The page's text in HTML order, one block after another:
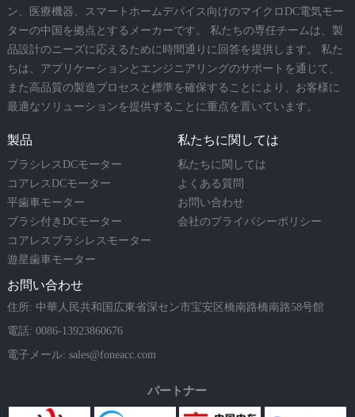
ン、医療機器、スマートホームデバイス向けのマイクロDC電気モー
ターの中国を拠点とするメーカーです。 私たちの専任チームは、製
品設計のニーズに応えるために時間通りに回答を提供します。 私た
ちは、アプリケーションとエンジニアリングのサポートを通じて、
また高品質の製造プロセスと標準を確保することにより、お客様に
最適なソリューションを提供することに重点を置いています。
製品
ブラシレスDCモーター
コアレスDCモーター
平歯車モーター
ブラシ付きDCモーター
コアレスブラシレスモーター
遊星歯車モーター
私たちに関しては
私たちに関しては
よくある質問
お問い合わせ
会社のプライバシーポリシー
お問い合わせ
住所: 中華人民共和国広東省深セン市宝安区橋南路橋南路58号館
電話: 0086-13923860676
電子メール: sales@foneacc.com
パートナー